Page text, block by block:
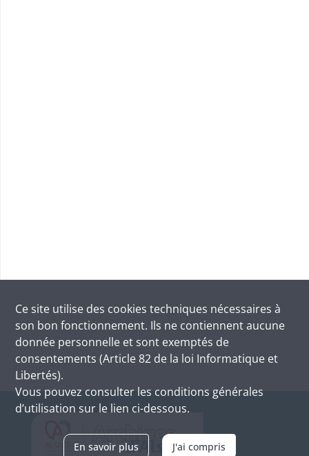
Ce site utilise des cookies techniques nécessaires à
son bon fonctionnement. Ils ne contiennent aucune
donnée personnelle et sont exemptés de
consentements (Article 82 de la loi Informatique et
Libertés).
Vous pouvez consulter les conditions générales
d’utilisation sur le lien ci-dessous.
En savoir plus J'ai compris